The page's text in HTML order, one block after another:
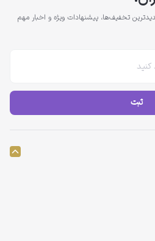
تخفیف‌ها، پیشنهادات ویژه و اخبار مهم
ثبت